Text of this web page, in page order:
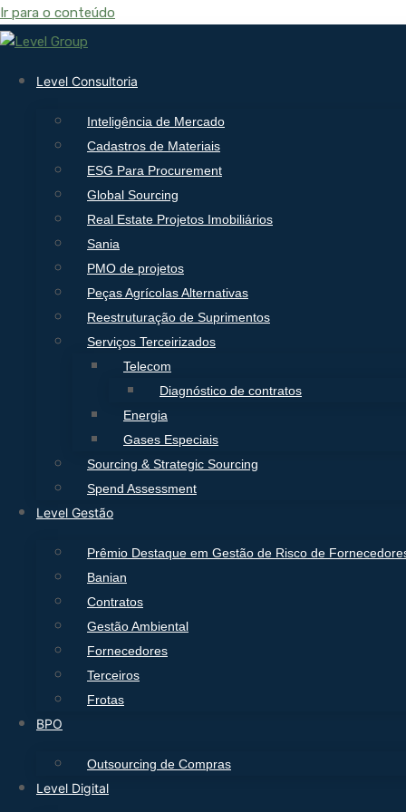
Ir para o conteúdo
Level Consultoria
Inteligência de Mercado
Cadastros de Materiais
ESG Para Procurement
Global Sourcing
Real Estate Projetos Imobiliários
Sania
PMO de projetos
Peças Agrícolas Alternativas
Reestruturação de Suprimentos
Serviços Terceirizados
Telecom
Diagnóstico de contratos
Energia
Gases Especiais
Sourcing & Strategic Sourcing
Spend Assessment
Level Gestão
Prêmio Destaque em Gestão de Risco de
Banian
Contratos
Gestão Ambiental
Fornecedores
Terceiros
Frotas
BPO
Outsourcing de Compras
Level Digital